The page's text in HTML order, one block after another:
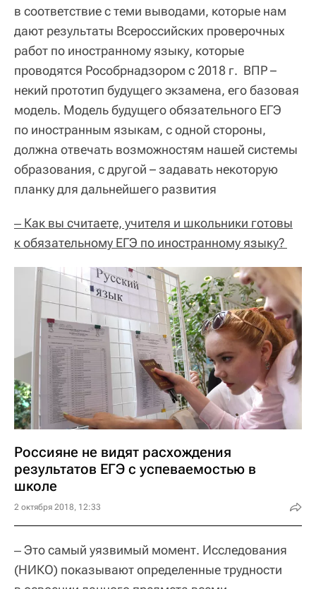
в соответствие с теми выводами, которые нам
дают результаты Всероссийских проверочных
работ по иностранному языку, которые
проводятся Рособрнадзором с 2018 г. ВПР –
некий прототип будущего экзамена, его базовая
модель. Модель будущего обязательного ЕГЭ
по иностранным языкам, с одной стороны,
должна отвечать возможностям нашей системы
образования, с другой – задавать некоторую
планку для дальнейшего развития
‒ Как вы считаете, учителя и школьники готовы
к обязательному ЕГЭ по иностранному языку?
Россияне не видят расхождения
результатов ЕГЭ с успеваемостью в
школе
2 октября 2018, 12:33
‒ Это самый уязвимый момент. Исследования
(НИКО) показывают определенные трудности